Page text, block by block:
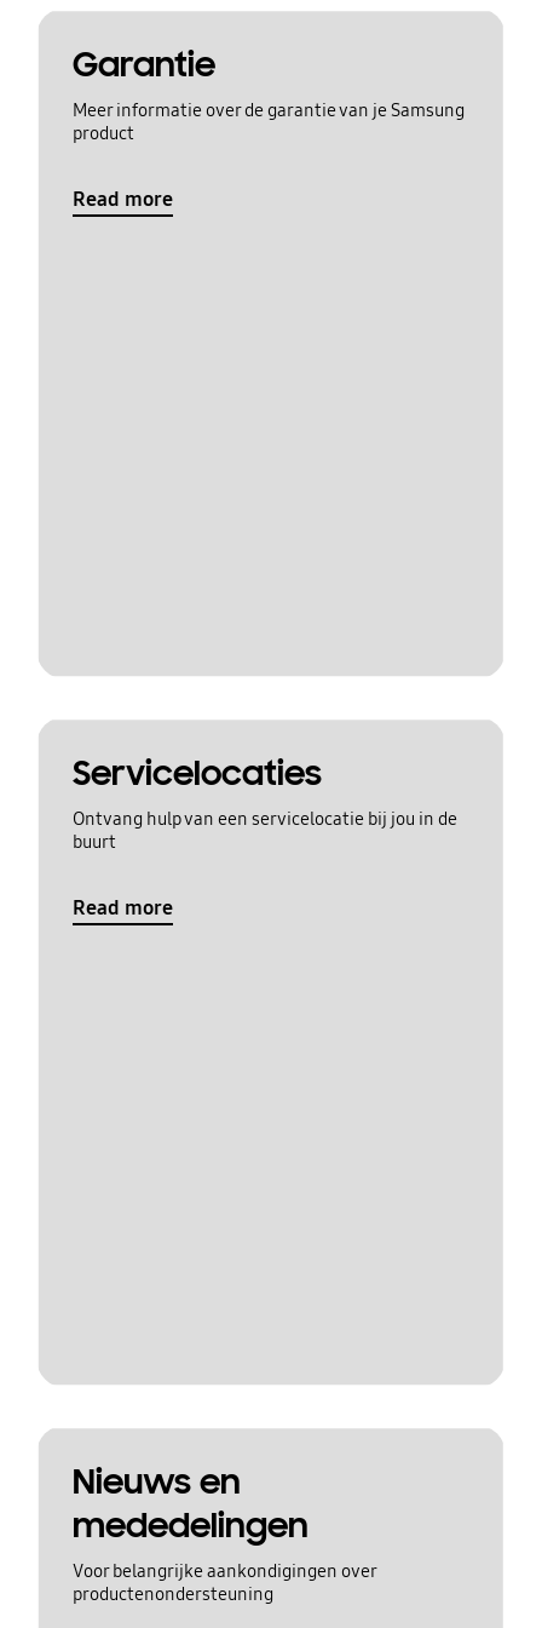
Garantie
Meer informatie over de garantie van je Samsung
product
Read more
Servicelocaties
Ontvang hulp van een servicelocatie bij jou in de
buurt
Read more
Nieuws en
mededelingen
Voor belangrijke aankondigingen over
productenondersteuning